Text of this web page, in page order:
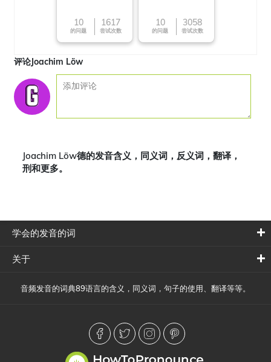
10
的问题
1617
尝试次数
10
的问题
3058
尝试次数
评论Joachim Löw
Joachim Löw德的发音含义，同义词，反义词，翻译，
刑和更多。
学会的发音的词
关于
音频发音的词典89语言的含义，同义词，句子的使用、翻译等等。